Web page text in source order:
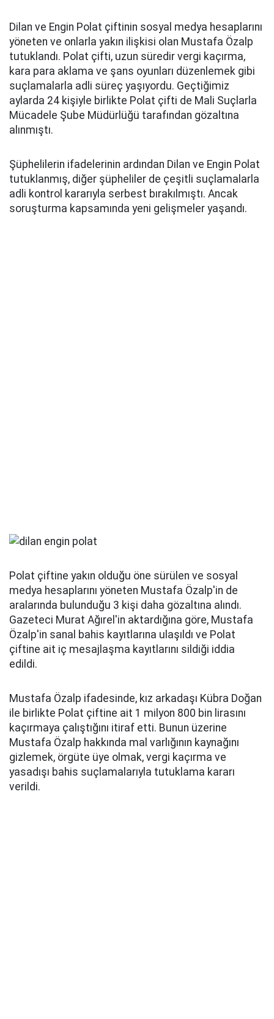
Dilan ve Engin Polat çiftinin sosyal medya hesaplarını
yöneten ve onlarla yakın ilişkisi olan Mustafa Özalp
tutuklandı. Polat çifti, uzun süredir vergi kaçırma,
kara para aklama ve şans oyunları düzenlemek gibi
suçlamalarla adli süreç yaşıyordu. Geçtiğimiz
aylarda 24 kişiyle birlikte Polat çifti de Mali Suçlarla
Mücadele Şube Müdürlüğü tarafından gözaltına
alınmıştı.
Şüphelilerin ifadelerinin ardından Dilan ve Engin Polat
tutuklanmış, diğer şüpheliler de çeşitli suçlamalarla
adli kontrol kararıyla serbest bırakılmıştı. Ancak
soruşturma kapsamında yeni gelişmeler yaşandı.
Polat çiftine yakın olduğu öne sürülen ve sosyal
medya hesaplarını yöneten Mustafa Özalp'in de
aralarında bulunduğu 3 kişi daha gözaltına alındı.
Gazeteci Murat Ağırel'in aktardığına göre, Mustafa
Özalp'in sanal bahis kayıtlarına ulaşıldı ve Polat
çiftine ait iç mesajlaşma kayıtlarını sildiği iddia
edildi.
Mustafa Özalp ifadesinde, kız arkadaşı Kübra Doğan
ile birlikte Polat çiftine ait 1 milyon 800 bin lirasını
kaçırmaya çalıştığını itiraf etti. Bunun üzerine
Mustafa Özalp hakkında mal varlığının kaynağını
gizlemek, örgüte üye olmak, vergi kaçırma ve
yasadışı bahis suçlamalarıyla tutuklama kararı
verildi.